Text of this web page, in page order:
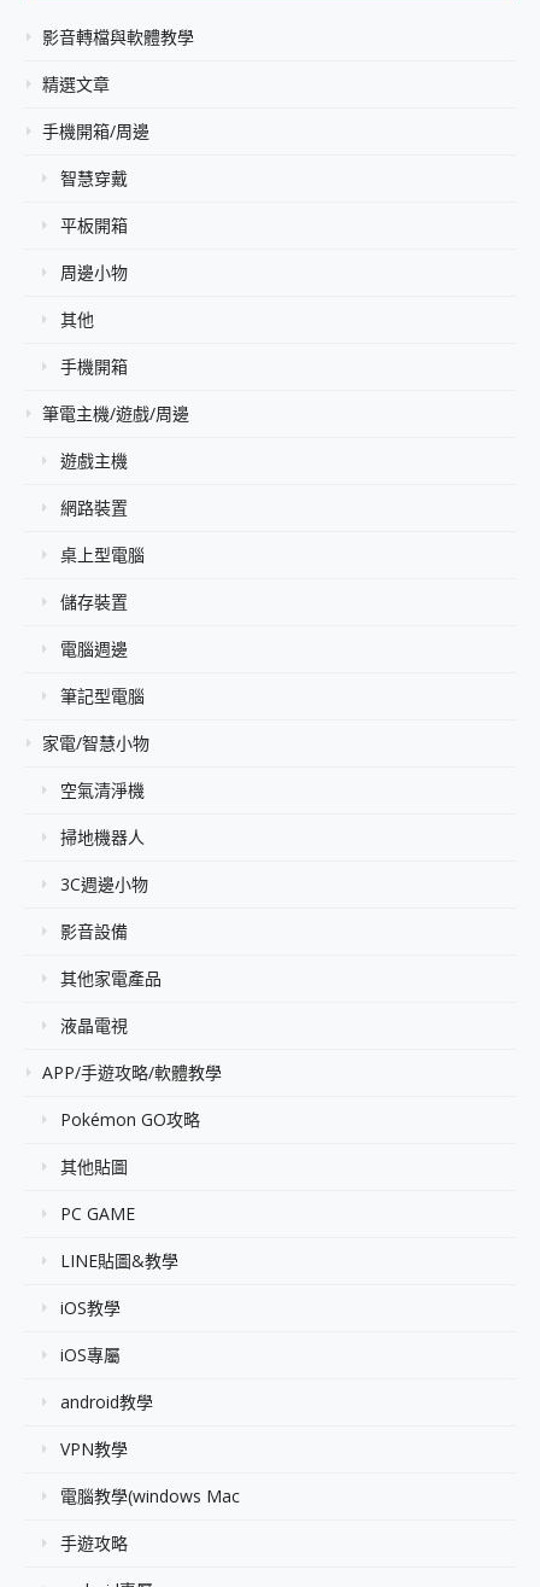
影音轉檔與軟體教學
精選文章
手機開箱/周邊
智慧穿戴
平板開箱
周邊小物
其他
手機開箱
筆電主機/遊戲/周邊
遊戲主機
網路裝置
桌上型電腦
儲存裝置
電腦週邊
筆記型電腦
家電/智慧小物
空氣清淨機
掃地機器人
3C週邊小物
影音設備
其他家電產品
液晶電視
APP/手遊攻略/軟體教學
Pokémon GO攻略
其他貼圖
PC GAME
LINE貼圖&教學
iOS教學
iOS專屬
android教學
VPN教學
電腦教學(windows Mac
手遊攻略